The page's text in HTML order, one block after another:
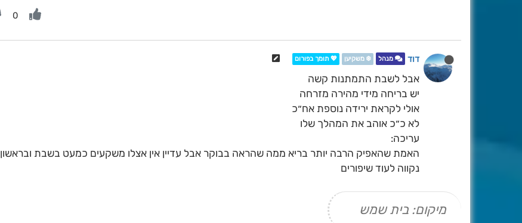
0
דוד מנהל ❄️ משקיען 💖 תומך בפורום
אבל לשבת התמתנות קשה
יש בריחה מידי מהירה מזרחה
אולי לקראת ירידה נוספת אח״כ
לא כ״כ אוהב את המהלך שלו
עריכה:
האמת שהאפיק הרבה יותר בריא ממה שהראה בבוקר אבל עדיין אין אצלו משקעים כמעט בשבת ובראשון
נקווה לעוד שיפורים
מיקום: בית שמש